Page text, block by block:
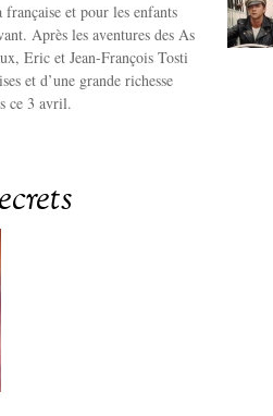
et pour les enfants
Après les aventures des As
Eric et Jean-François Tosti
et d’une grande richesse
ce 3 avril.